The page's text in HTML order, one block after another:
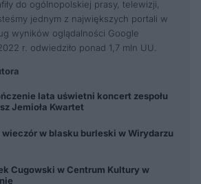
do ogólnopolskiej prasy, telewizji,
jednym z największych portali w
wyników oglądalności Google
r. odwiedziło ponad 1,7 mln UU.
lata uświetni koncert zespołu
Jemioła Kwartet
wieczór w blasku burleski w Wirydarzu
Cugowski w Centrum Kultury w